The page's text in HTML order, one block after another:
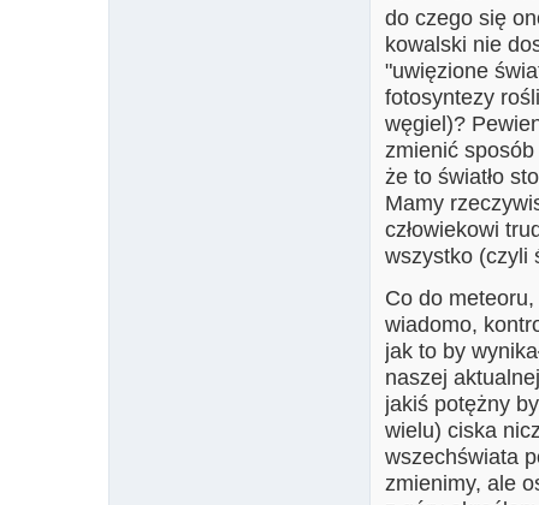
do czego się
kowalski nie
"uwięzione
fotosyntezy
węgiel)?
zmienić
że to światło
Mamy
człowiekowi
wszystko (czyli
Co do
wiadomo,
jak to by
naszej
jakiś potężny
wielu) ciska
wszechświata
zmienimy, ale